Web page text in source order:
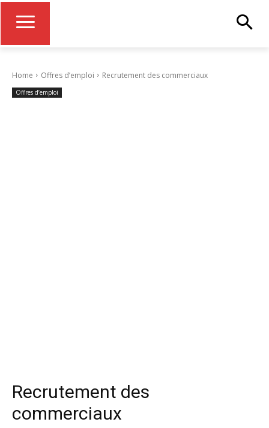
Home Offres d’emploi Recrutement des commerciaux
Offres d’emploi
Recrutement des
commerciaux